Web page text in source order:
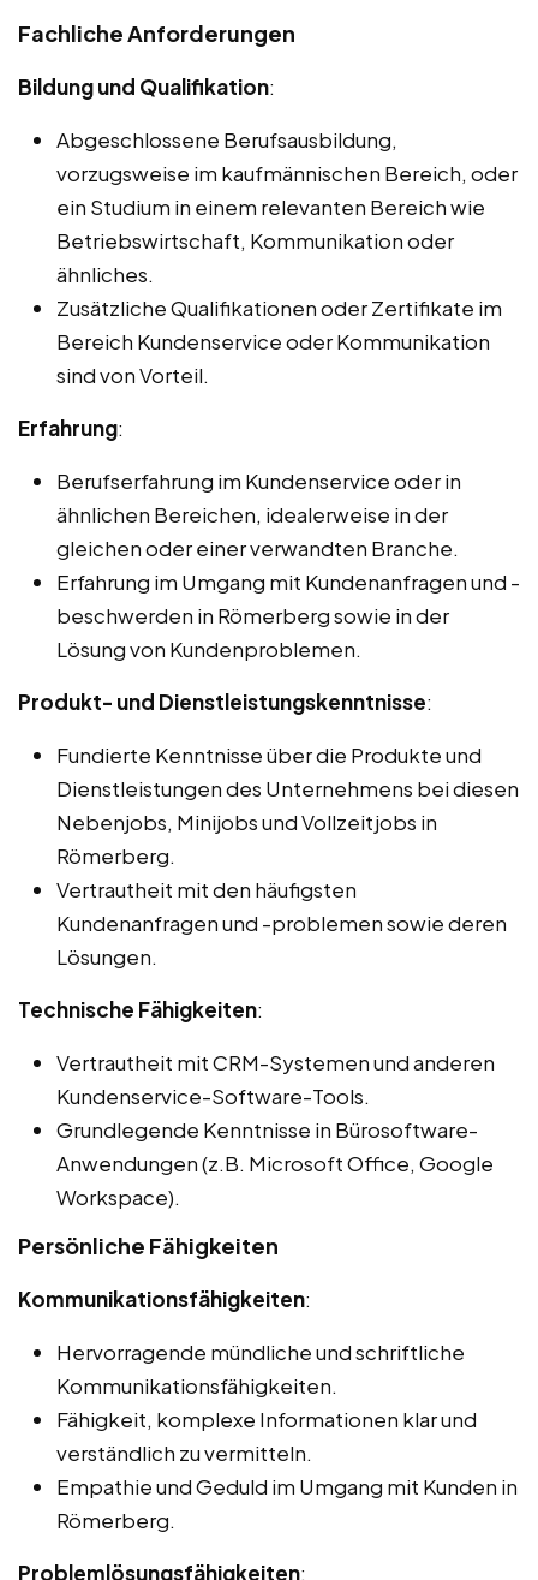
Fachliche Anforderungen
Bildung und Qualifikation:
Abgeschlossene Berufsausbildung,
vorzugsweise im kaufmännischen Bereich, oder
ein Studium in einem relevanten Bereich wie
Betriebswirtschaft, Kommunikation oder
ähnliches.
Zusätzliche Qualifikationen oder Zertifikate im
Bereich Kundenservice oder Kommunikation
sind von Vorteil.
Erfahrung:
Berufserfahrung im Kundenservice oder in
ähnlichen Bereichen, idealerweise in der
gleichen oder einer verwandten Branche.
Erfahrung im Umgang mit Kundenanfragen und -
beschwerden in Römerberg sowie in der
Lösung von Kundenproblemen.
Produkt- und Dienstleistungskenntnisse:
Fundierte Kenntnisse über die Produkte und
Dienstleistungen des Unternehmens bei diesen
Nebenjobs, Minijobs und Vollzeitjobs in
Römerberg.
Vertrautheit mit den häufigsten
Kundenanfragen und -problemen sowie deren
Lösungen.
Technische Fähigkeiten:
Vertrautheit mit CRM-Systemen und anderen
Kundenservice-Software-Tools.
Grundlegende Kenntnisse in Bürosoftware-
Anwendungen (z.B. Microsoft Office, Google
Workspace).
Persönliche Fähigkeiten
Kommunikationsfähigkeiten:
Hervorragende mündliche und schriftliche
Kommunikationsfähigkeiten.
Fähigkeit, komplexe Informationen klar und
verständlich zu vermitteln.
Empathie und Geduld im Umgang mit Kunden in
Römerberg.
Problemlösungsfähigkeiten: